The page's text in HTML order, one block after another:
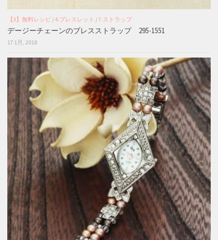
【3】無料レシピ /4.ブレスレット /7.ストラップ
デージーチェーンのブレスストラップ 295-1551
17 1月, 2018